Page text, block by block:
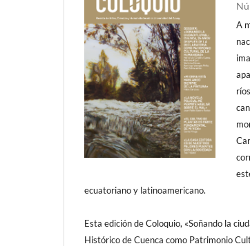
A
ecuatoriano y latinoamericano.
Esta edición de Coloquio, «Soñando la
Histórico de Cuenca como Patrimonio